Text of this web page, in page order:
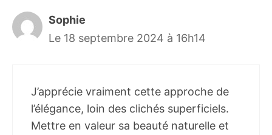
Sophie
Le 18 septembre 2024 à 16h14
J’apprécie vraiment cette approche de
l’élégance, loin des clichés superficiels.
Mettre en valeur sa beauté naturelle et